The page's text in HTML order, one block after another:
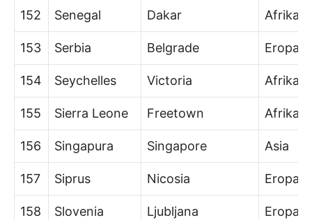
152 Senegal Dakar Afrika
153 Serbia Belgrade Eropa
154 Seychelles Victoria Afrika
155 Sierra Leone Freetown Afrika
156 Singapura Singapore Asia
157 Siprus Nicosia Eropa/
158 Slovenia Ljubljana Eropa